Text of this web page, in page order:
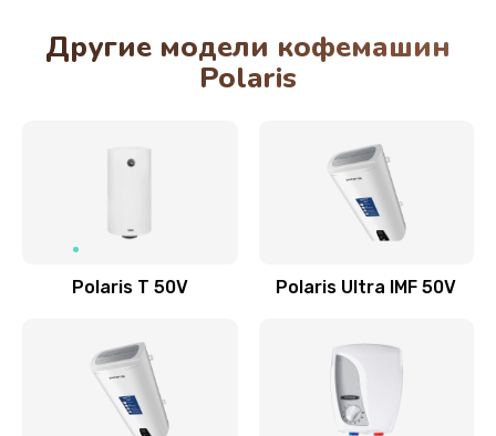
Замена редуктора в сборе
4000 руб.
Замена гидросистемы
Замена бака воды
Замена клапана пара
Другие модели кофемашин
Polaris
Polaris T 50V Polaris Ultra IMF 50V